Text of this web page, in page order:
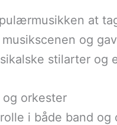
at
og
stilarter og
orkester
i både band